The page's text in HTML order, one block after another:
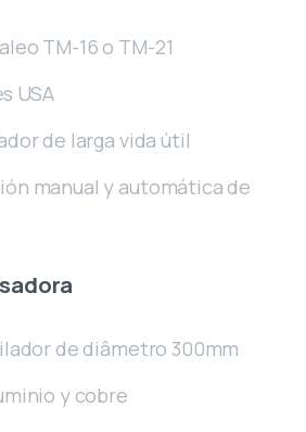
TM-16 o TM-21
USA
de larga vida útil
manual y automática de
de diâmetro 300mm
y cobre